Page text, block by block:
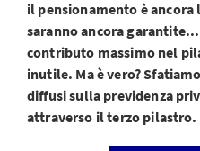
il pensionamento è
saranno ancora
contributo massimo nel
inutile. Ma è vero?
diffusi sulla previdenza
attraverso il terzo pilastro.